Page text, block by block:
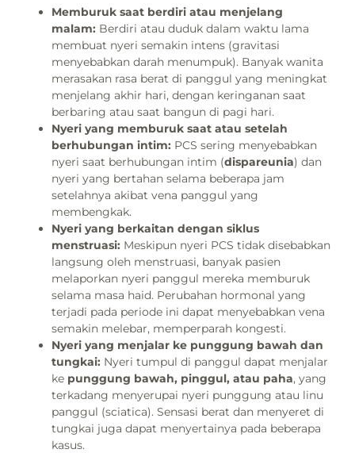
Memburuk saat berdiri atau menjelang
malam: Berdiri atau duduk dalam waktu lama
membuat nyeri semakin intens (gravitasi
menyebabkan darah menumpuk). Banyak wanita
merasakan rasa berat di panggul yang meningkat
menjelang akhir hari, dengan keringanan saat
berbaring atau saat bangun di pagi hari.
Nyeri yang memburuk saat atau setelah
berhubungan intim: PCS sering menyebabkan
nyeri saat berhubungan intim (dispareunia) dan
nyeri yang bertahan selama beberapa jam
setelahnya akibat vena panggul yang
membengkak.
Nyeri yang berkaitan dengan siklus
menstruasi: Meskipun nyeri PCS tidak disebabkan
langsung oleh menstruasi, banyak pasien
melaporkan nyeri panggul mereka memburuk
selama masa haid. Perubahan hormonal yang
terjadi pada periode ini dapat menyebabkan vena
semakin melebar, memperparah kongesti.
Nyeri yang menjalar ke punggung bawah dan
tungkai: Nyeri tumpul di panggul dapat menjalar
ke punggung bawah, pinggul, atau paha, yang
terkadang menyerupai nyeri punggung atau linu
panggul (sciatica). Sensasi berat dan menyeret di
tungkai juga dapat menyertainya pada beberapa
kasus.